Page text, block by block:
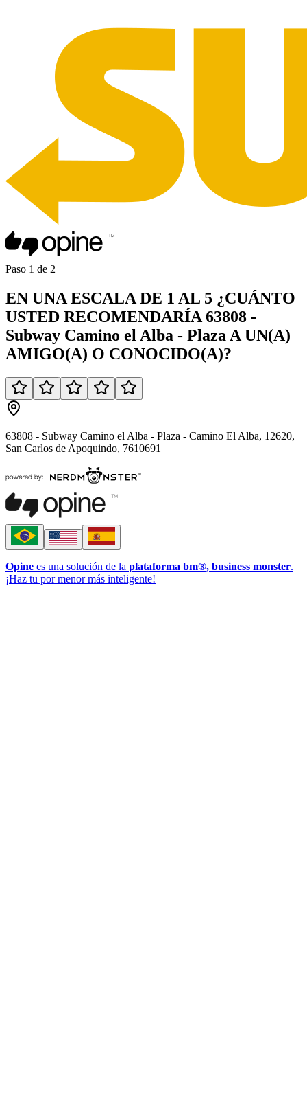
Paso 1 de 2
EN UNA ESCALA DE 1 AL 5 ¿CUÁNTO
USTED RECOMENDARÍA 63808 -
Subway Camino el Alba - Plaza A UN(A)
AMIGO(A) O CONOCIDO(A)?
63808 - Subway Camino el Alba - Plaza - Camino El Alba, 12620,
San Carlos de Apoquindo, 7610691
Opine es una solución de la plataforma bm®, business monster.
¡Haz tu por menor más inteligente!